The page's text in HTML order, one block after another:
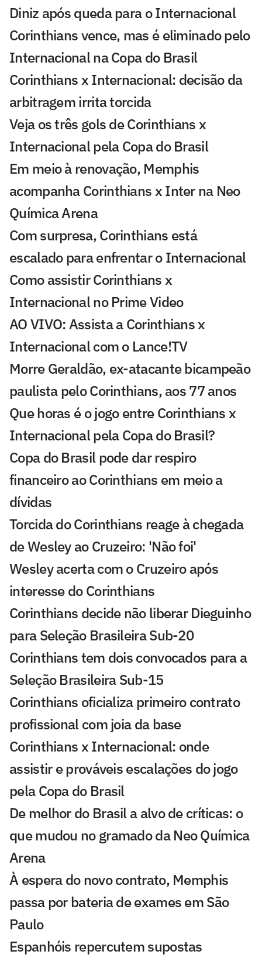
Diniz após queda para o Internacional
Corinthians vence, mas é eliminado pelo
Internacional na Copa do Brasil
Corinthians x Internacional: decisão da
arbitragem irrita torcida
Veja os três gols de Corinthians x
Internacional pela Copa do Brasil
Em meio à renovação, Memphis
acompanha Corinthians x Inter na Neo
Química Arena
Com surpresa, Corinthians está
escalado para enfrentar o Internacional
Como assistir Corinthians x
Internacional no Prime Video
AO VIVO: Assista a Corinthians x
Internacional com o Lance!TV
Morre Geraldão, ex-atacante bicampeão
paulista pelo Corinthians, aos 77 anos
Que horas é o jogo entre Corinthians x
Internacional pela Copa do Brasil?
Copa do Brasil pode dar respiro
financeiro ao Corinthians em meio a
dívidas
Torcida do Corinthians reage à chegada
de Wesley ao Cruzeiro: 'Não foi'
Wesley acerta com o Cruzeiro após
interesse do Corinthians
Corinthians decide não liberar Dieguinho
para Seleção Brasileira Sub-20
Corinthians tem dois convocados para a
Seleção Brasileira Sub-15
Corinthians oficializa primeiro contrato
profissional com joia da base
Corinthians x Internacional: onde
assistir e prováveis escalações do jogo
pela Copa do Brasil
De melhor do Brasil a alvo de críticas: o
que mudou no gramado da Neo Química
Arena
À espera do novo contrato, Memphis
passa por bateria de exames em São
Paulo
Espanhóis repercutem supostas